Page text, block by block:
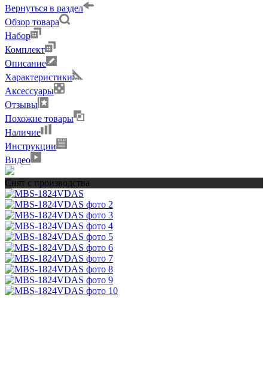
Вернуться в раздел
Обзор товара
Набор
Комплект
Описание
Характеристики
Аксессуары
Отзывы
Похожие товары
Наличие
Инструкции
Видео
Снят с производства